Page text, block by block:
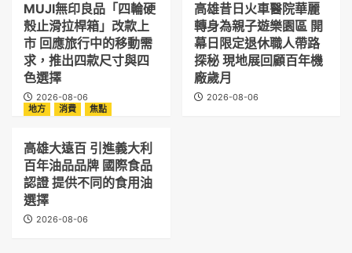
MUJI無印良品「四輪硬
殼止滑拉桿箱」改款上
市 回應旅行中的移動需
求，推出四款尺寸與四
色選擇
2026-08-06
高雄昔日火車醫院華麗
轉身為親子遊樂園區 開
幕日限定退休職人帶路
探秘 現地展回顧百年機
廠歲月
2026-08-06
地方
消費 焦點
高雄大遠百 引進義大利
百年油品品牌 國際食品
認證 提供不同的食用油
選擇
2026-08-06